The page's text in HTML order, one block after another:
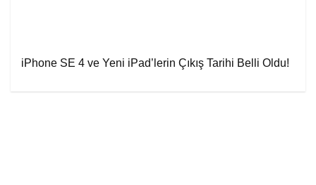
iPhone SE 4 ve Yeni iPad’lerin Çıkış Tarihi Belli Oldu!